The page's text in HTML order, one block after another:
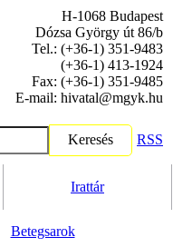
H-1068 Budapest
Dózsa György út 86/b
Tel.: (+36-1) 351-9483
(+36-1) 413-1924
Fax: (+36-1) 351-9485
E-mail: hivatal@mgyk.hu
Keresés RSS
Irattár
Betegsarok